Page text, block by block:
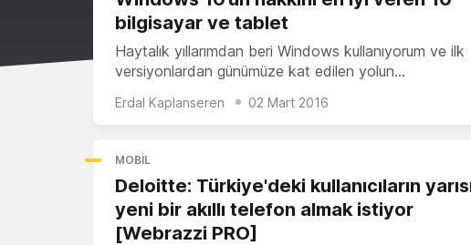
bilgisayar ve tablet
Haytalık yıllarımdan beri Windows kullanıyorum ve ilk
versiyonlardan günümüze kat edilen yolun…
Erdal Kaplanseren 02 Mart 2016
MOBIL
Deloitte: Türkiye'deki kullanıcıların
yeni bir akıllı telefon almak istiyor
[Webrazzi PRO]